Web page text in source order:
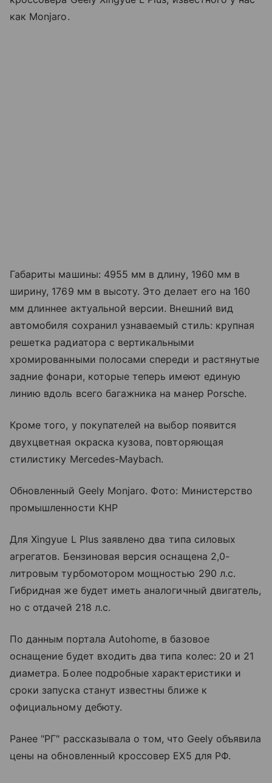
как Monjaro.
Габариты машины: 4955 мм в длину, 1960 мм в
ширину, 1769 мм в высоту. Это делает его на 160
мм длиннее актуальной версии. Внешний вид
автомобиля сохранил узнаваемый стиль: крупная
решетка радиатора с вертикальными
хромированными полосами спереди и растянутые
задние фонари, которые теперь имеют единую
линию вдоль всего багажника на манер Porsche.
Кроме того, у покупателей на выбор появится
двухцветная окраска кузова, повторяющая
стилистику Mercedes-Maybach.
Обновленный Geely Monjaro. Фото: Министерство
промышленности КНР
Для Xingyue L Plus заявлено два типа силовых
агрегатов. Бензиновая версия оснащена 2,0-
литровым турбомотором мощностью 290 л.с.
Гибридная же будет иметь аналогичный двигатель,
но с отдачей 218 л.с.
По данным портала Autohome, в базовое
оснащение будет входить два типа колес: 20 и 21
диаметра. Более подробные характеристики и
сроки запуска станут известны ближе к
официальному дебюту.
Ранее "РГ" рассказывала о том, что Geely объявила
цены на обновленный кроссовер EX5 для РФ.